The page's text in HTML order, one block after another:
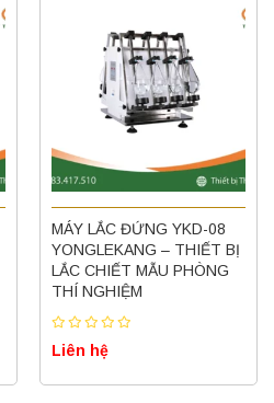
MÁY LẮC ĐỨNG YKD-08
YONGLEKANG – THIẾT BỊ
LẮC CHIẾT MẪU PHÒNG
THÍ NGHIỆM
Liên hệ